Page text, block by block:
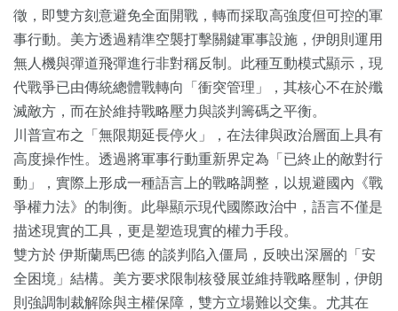
徵，即雙方刻意避免全面開戰，轉而採取高強度但可控的軍
事行動。美方透過精準空襲打擊關鍵軍事設施，伊朗則運用
無人機與彈道飛彈進行非對稱反制。此種互動模式顯示，現
代戰爭已由傳統總體戰轉向「衝突管理」，其核心不在於殲
滅敵方，而在於維持戰略壓力與談判籌碼之平衡。
川普宣布之「無限期延長停火」，在法律與政治層面上具有
高度操作性。透過將軍事行動重新界定為「已終止的敵對行
動」，實際上形成一種語言上的戰略調整，以規避國內《戰
爭權力法》的制衡。此舉顯示現代國際政治中，語言不僅是
描述現實的工具，更是塑造現實的權力手段。
雙方於 伊斯蘭馬巴德 的談判陷入僵局，反映出深層的「安
全困境」結構。美方要求限制核發展並維持戰略壓制，伊朗
則強調制裁解除與主權保障，雙方立場難以交集。尤其在